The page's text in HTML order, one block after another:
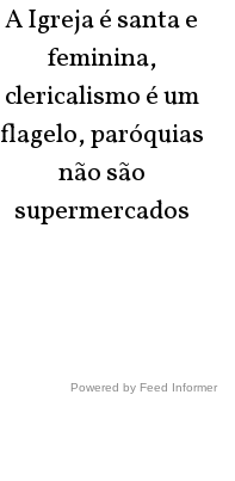
A Igreja é santa e
feminina,
clericalismo é um
flagelo, paróquias
não são
supermercados
Powered by Feed Informer